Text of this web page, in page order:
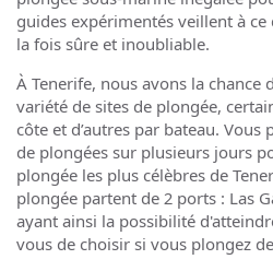
guides expérimentés veillent à
la fois sûre et inoubliable.
À Tenerife, nous avons la chance
variété de sites de plongée,
côte et d’autres par bateau.
de plongées sur plusieurs jours
plongée les plus célèbres de
plongée partent de 2 ports : Las
ayant ainsi la possibilité
vous de choisir si vous plongez